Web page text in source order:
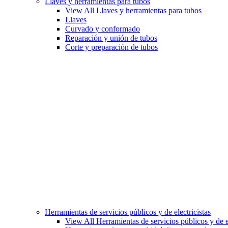
View All Llaves y herramientas para tubos
Llaves
Curvado y conformado
Reparación y unión de tubos
Corte y preparación de tubos
Herramientas de servicios públicos y de electricistas
View All Herramientas de servicios públicos y de